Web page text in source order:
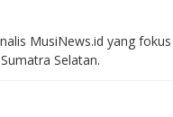
MusiNews.id yang
Selatan.